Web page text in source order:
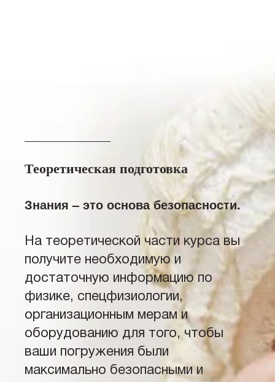
Теоретическая подготовка
Знания – это основа безопасности.
На теоретической части курса вы
получите необходимую и
достаточную информацию по
физике, спецфизиологии,
организационным мерам и
оборудованию для того, чтобы
ваши погружения были
максимально безопасными и